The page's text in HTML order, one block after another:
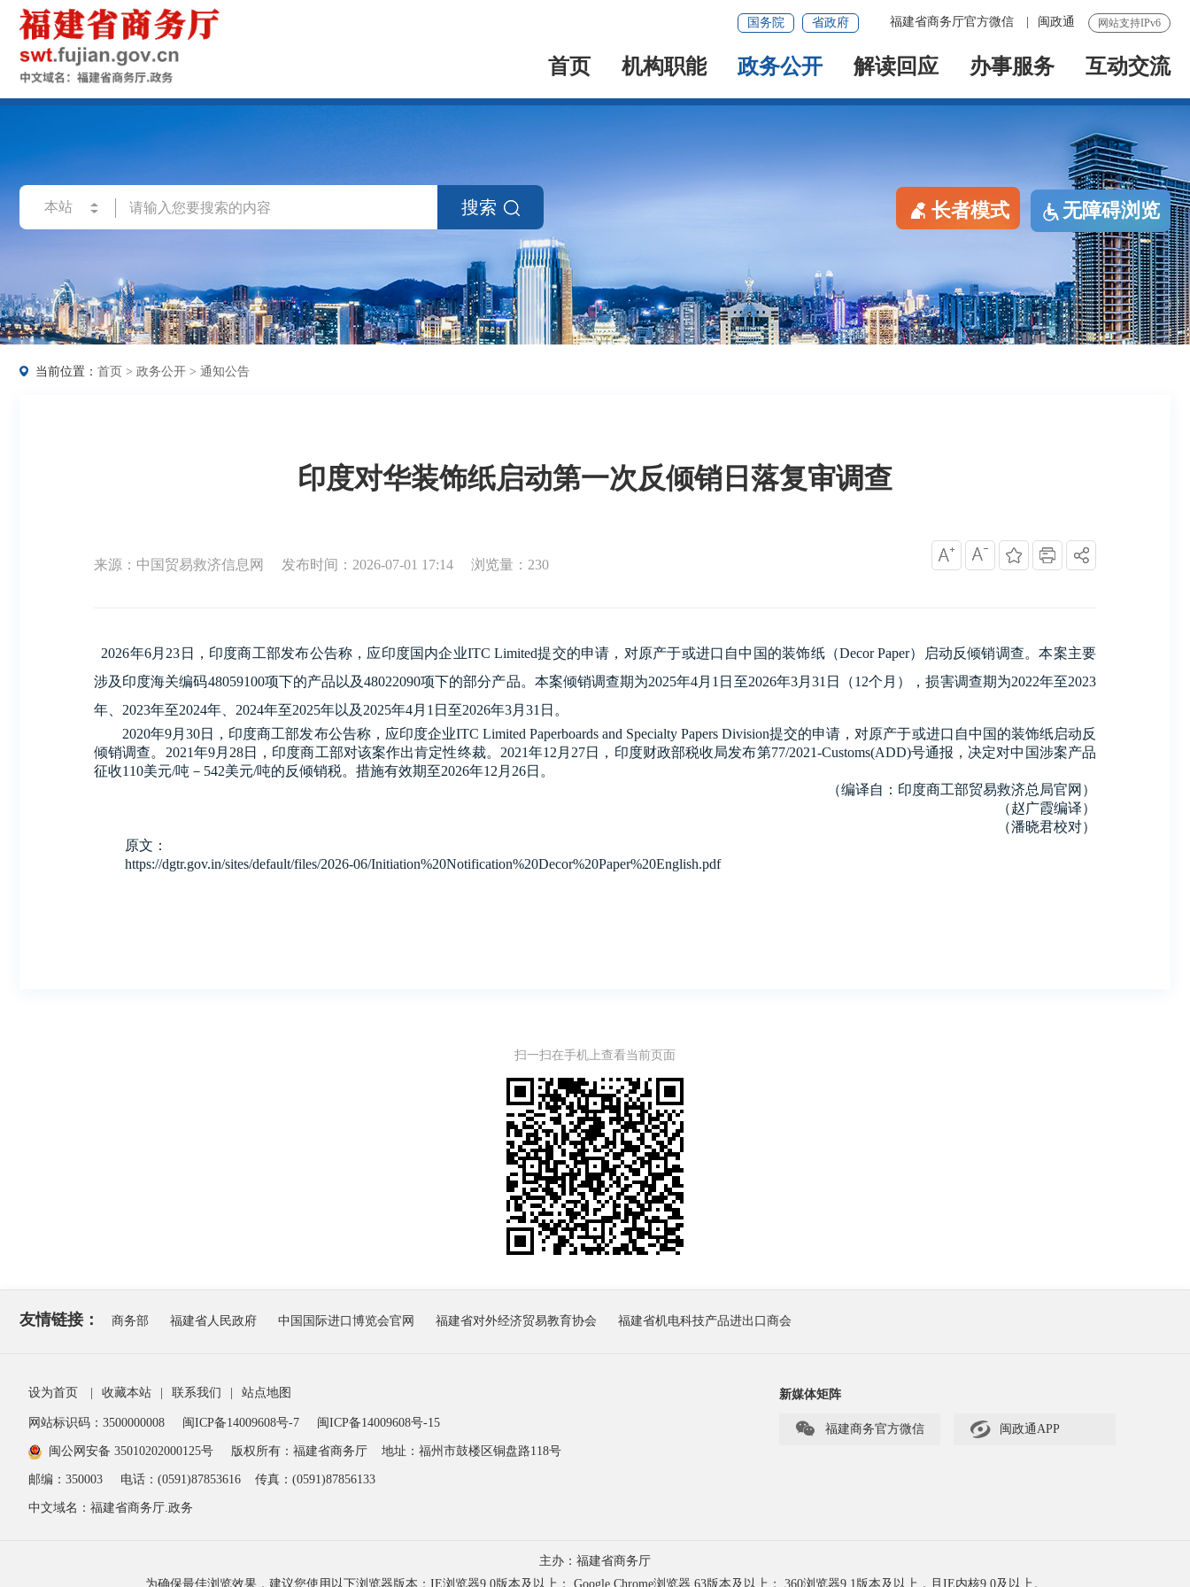
网站支持IPv6
福建省商务厅官方微信 闽政通
国务院 省政府
首页 机构职能 政务公开 解读回应 办事服务 互动交流
搜索 长者模式 无障碍浏览
当前位置： 首页 > 政务公开 > 通知公告
印度对华装饰纸启动第一次反倾销日落复审调查
来源：中国贸易救济信息网 发布时间：2026-07-01 17:14 浏览量：230
2026年6月23日，印度商工部发布公告称，应印度国内企业ITC Limited提交的申请，对原产于或进口自中国的装饰纸（Decor Paper）启动反倾销调查。本案主要
涉及印度海关编码48059100项下的产品以及48022090项下的部分产品。本案倾销调查期为2025年4月1日至2026年3月31日（12个月），损害调查期为2022年至2023
年、 2023年至2024年、 2024年至2025年以及2025年4月1日至2026年3月31日。
2020年9月30日，印度商工部发布公告称，应印度企业ITC Limited Paperboards and Specialty Papers Division提交的申请，对原产于或进口自中国的装饰纸启动反
倾销调查。2021年9月28日，印度商工部对该案作出肯定性终裁。2021年12月27日，印度财政部税收局发布第77/2021-Customs(ADD)号通报，决定对中国涉案产品
征收110美元/吨－542美元/吨的反倾销税。措施有效期至2026年12月26日。
（编译自：印度商工部贸易救济总局官网）
（赵广霞编译）
（潘晓君校对）
原文：
https://dgtr.gov.in/sites/default/files/2026-06/Initiation%20Notification%20Decor%20Paper%20English.pdf
扫一扫在手机上查看当前页面
友情链接： 商务部 福建省人民政府 中国国际进口博览会官网 福建省对外经济贸易教育协会 福建省机电科技产品进出口商会
设为首页 收藏本站 联系我们 站点地图
网站标识码：3500000008 闽ICP备14009608号-7 闽ICP备14009608号-15
闽公网安备 35010202000125号 版权所有：福建省商务厅 地址：福州市鼓楼区铜盘路118号
邮编：350003 电话：(0591)87853616 传真：(0591)87856133
中文域名：福建省商务厅.政务
新媒体矩阵
 福建商务官方微信  闽政通APP
主办：福建省商务厅
为确保最佳浏览效果，建议您使用以下浏览器版本：IE浏览器9.0版本及以上； Google Chrome浏览器 63版本及以上； 360浏览器9.1版本及以上，且IE内核9.0及以上。